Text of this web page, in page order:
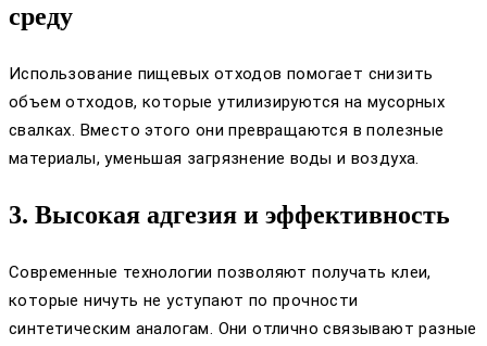
среду
Использование пищевых отходов помогает снизить
объем отходов, которые утилизируются на мусорных
свалках. Вместо этого они превращаются в полезные
материалы, уменьшая загрязнение воды и воздуха.
3. Высокая адгезия и эффективность
Современные технологии позволяют получать клеи,
которые ничуть не уступают по прочности
синтетическим аналогам. Они отлично связывают разные